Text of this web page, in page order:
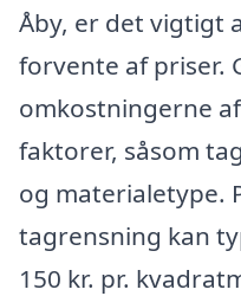
Åby, er det vigtigt
forvente af priser.
omkostningerne
faktorer, såsom
og materialetype.
tagrensning kan
150 kr. pr.